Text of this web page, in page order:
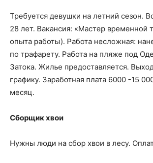
Требуется девушки на летний сезон.
28 лет. Вакансия: «Мастер временной
опыта работы). Работа несложная:
по трафарету. Работа на пляже под
Затока. Жилье предоставляется.
графику. Заработная плата 6000 -15
месяц.
Сборщик хвои
Нужны люди на сбор хвои в лесу.